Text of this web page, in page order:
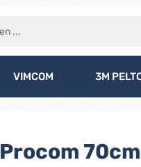
VIMCOM 3M
Procom